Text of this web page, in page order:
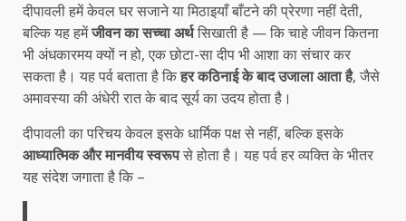
दीपावली हमें केवल घर सजाने या मिठाइयाँ बाँटने की प्रेरणा नहीं देती,
बल्कि यह हमेंजीवन का सच्चा अर्थसिखाती है — कि चाहे जीवन कितना
भी अंधकारमय क्यों न हो, एक छोटा-सा दीप भी आशा का संचार कर
सकता है। यह पर्व बताता है किहर कठिनाई के बाद उजाला आता है, जैसे
अमावस्या की अंधेरी रात के बाद सूर्य का उदय होता है।
दीपावली का परिचय केवल इसके धार्मिक पक्ष से नहीं, बल्कि इसके
आध्यात्मिक और मानवीय स्वरूपसे होता है। यह पर्व हर व्यक्ति के भीतर
यह संदेश जगाता है कि –